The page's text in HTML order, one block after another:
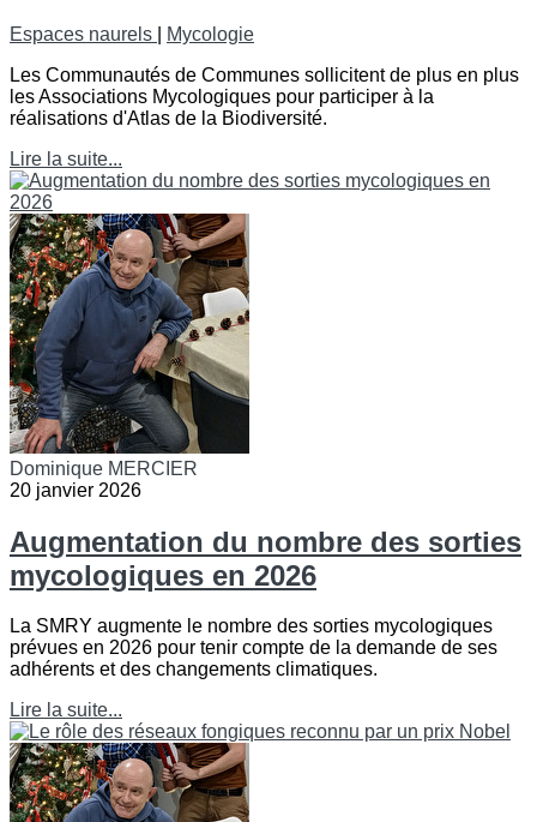
Espaces naurels
Mycologie
Les Communautés de Communes sollicitent de plus en plus
les Associations Mycologiques pour participer à la
réalisations d'Atlas de la Biodiversité.
Lire la suite...
Dominique MERCIER
20 janvier 2026
Augmentation du nombre des sorties
mycologiques en 2026
La SMRY augmente le nombre des sorties mycologiques
prévues en 2026 pour tenir compte de la demande de ses
adhérents et des changements climatiques.
Lire la suite...